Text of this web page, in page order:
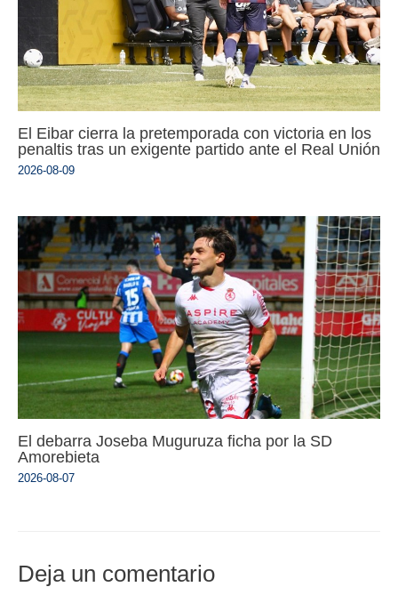
El Eibar cierra la pretemporada con victoria en los
penaltis tras un exigente partido ante el Real Unión
2026-08-09
El debarra Joseba Muguruza ficha por la SD
Amorebieta
2026-08-07
Deja un comentario